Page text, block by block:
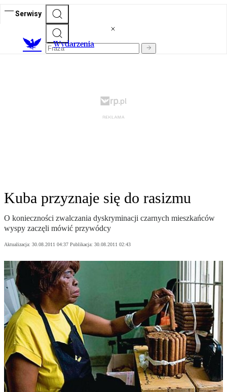
Serwisy
Wydarzenia
Kuba przyznaje się do rasizmu
O konieczności zwalczania dyskryminacji czarnych mieszkańców
wyspy zaczęli mówić przywódcy
Aktualizacja: 30.08.2011 04:37 Publikacja: 30.08.2011 02:43